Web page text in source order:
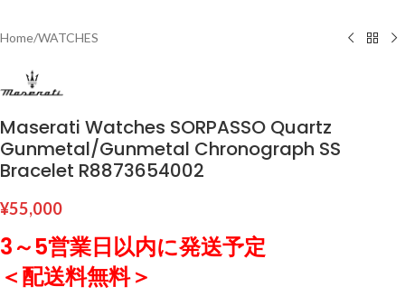
Home/WATCHES
Maserati Watches SORPASSO Quartz
Gunmetal/Gunmetal Chronograph SS
Bracelet R8873654002
¥55,000
3～5営業日以内に発送予定
＜配送料無料＞